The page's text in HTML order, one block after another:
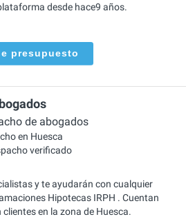
desde hace9 años.
presupuesto
de abogados
en Huesca
verificado
y te ayudarán con cualquier
Hipotecas IRPH . Cuentan
en la zona de Huesca.